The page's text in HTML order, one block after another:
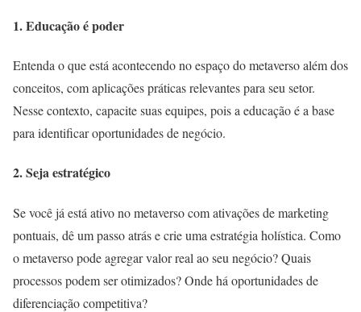
1. Educação é poder
Entenda o que está acontecendo no espaço do metaverso além dos
conceitos, com aplicações práticas relevantes para seu setor.
Nesse contexto, capacite suas equipes, pois a educação é a base
para identificar oportunidades de negócio.
2. Seja estratégico
Se você já está ativo no metaverso com ativações de marketing
pontuais, dê um passo atrás e crie uma estratégia holística. Como
o metaverso pode agregar valor real ao seu negócio? Quais
processos podem ser otimizados? Onde há oportunidades de
diferenciação competitiva?